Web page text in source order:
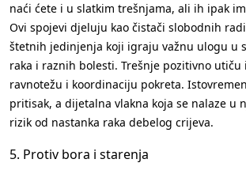
naći ćete i u slatkim trešnjama, ali ih ipak
Ovi spojevi djeluju kao čistači slobodnih
štetnih jedinjenja koji igraju važnu ulogu u
raka i raznih bolesti. Trešnje pozitivno utiču
ravnotežu i koordinaciju pokreta.
pritisak, a dijetalna vlakna koja se nalaze u
rizik od nastanka raka debelog crijeva.
5. Protiv bora i starenja